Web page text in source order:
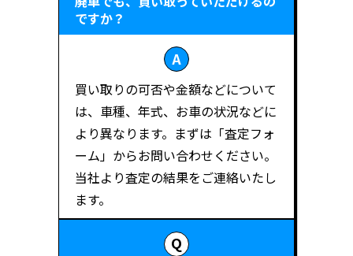
ですか？
買い取りの可否や金額などについて
は、車種、年式、お車の状況などに
より異なります。まずは「査定フォ
ーム」からお問い合わせください。
当社より査定の結果をご連絡いたし
ます。